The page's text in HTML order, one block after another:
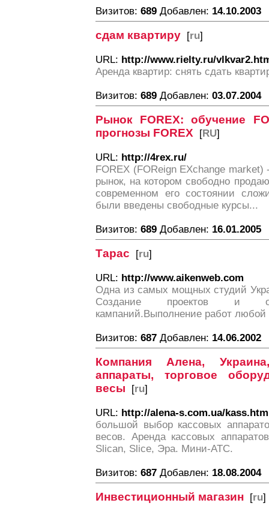
Визитов: 689 Добавлен: 14.10.2003
сдам квартиру [ru]
URL: http://www.rielty.ru/
Аренда квартир: снять сдать
Визитов: 689 Добавлен: 03.07.2004
Рынок FOREX: обучение
прогнозы FOREX [RU]
URL: http://4rex.ru/
FOREX (FOReign EХchange
рынок, на котором свободно
современном его состоянии
были введены свободные курсы...
Визитов: 689 Добавлен: 16.01.2005
Тарас [ru]
URL: http://www.aikenweb.com
Одна из самых мощных студий
Создание проектов и
кампаний.Выполнение работ любой
Визитов: 687 Добавлен: 14.06.2002
Компания Алена,
аппараты, торговое
весы [ru]
URL: http://alena-s.com.ua/kass.htm
большой выбор кассовых
весов. Аренда кассовых
Slican, Slice, Эра. Мини-АТС.
Визитов: 687 Добавлен: 18.08.2004
Инвестиционный магазин [ru]